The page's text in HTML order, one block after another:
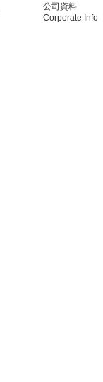
公司資料
Corporate Info